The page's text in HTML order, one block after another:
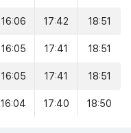
16:06 17:42 18:51
16:05 17:41 18:51
16:05 17:41 18:51
16:04 17:40 18:50